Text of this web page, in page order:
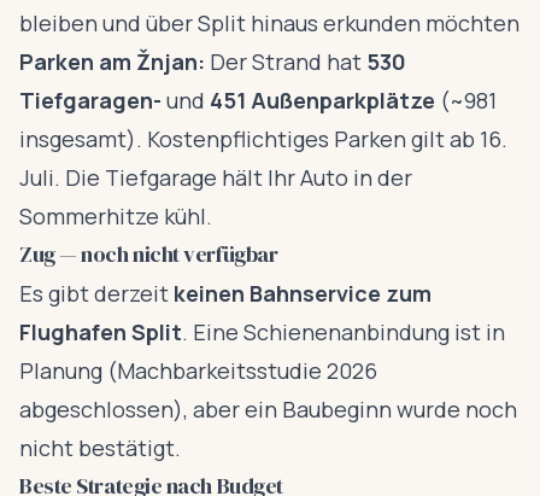
bleiben und über Split hinaus erkunden möchten
Parken am Žnjan: Der Strand hat 530
Tiefgaragen- und 451 Außenparkplätze (~981
insgesamt). Kostenpflichtiges Parken gilt ab 16.
Juli. Die Tiefgarage hält Ihr Auto in der
Sommerhitze kühl.
Zug — noch nicht verfügbar
Es gibt derzeit keinen Bahnservice zum
Flughafen Split. Eine Schienenanbindung ist in
Planung (Machbarkeitsstudie 2026
abgeschlossen), aber ein Baubeginn wurde noch
nicht bestätigt.
Beste Strategie nach Budget